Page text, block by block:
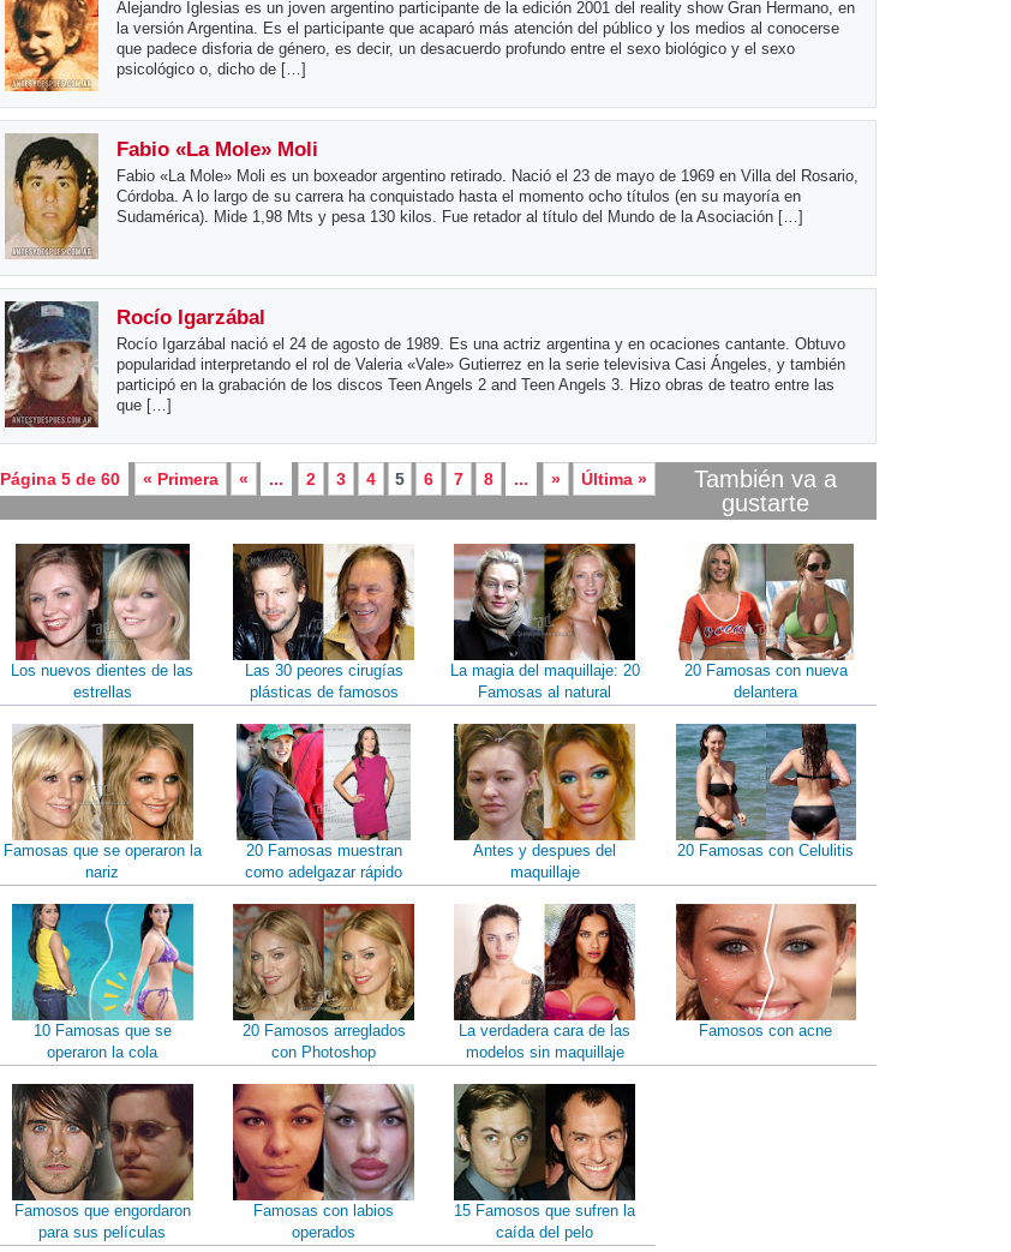
Alejandro Iglesias es un joven argentino participante de la edición 2001 del reality show Gran Hermano, en
la versión Argentina. Es el participante que acaparó más atención del público y los medios al conocerse
que padece disforia de género, es decir, un desacuerdo profundo entre el sexo biológico y el sexo
psicológico o, dicho de […]
Fabio «La Mole» Moli
Fabio «La Mole» Moli es un boxeador argentino retirado. Nació el 23 de mayo de 1969 en Villa del Rosario,
Córdoba. A lo largo de su carrera ha conquistado hasta el momento ocho títulos (en su mayoría en
Sudamérica). Mide 1,98 Mts y pesa 130 kilos. Fue retador al título del Mundo de la Asociación […]
Rocío Igarzábal
Rocío Igarzábal nació el 24 de agosto de 1989. Es una actriz argentina y en ocaciones cantante. Obtuvo
popularidad interpretando el rol de Valeria «Vale» Gutierrez en la serie televisiva Casi Ángeles, y también
participó en la grabación de los discos Teen Angels 2 and Teen Angels 3. Hizo obras de teatro entre las
que […]
Página 5 de 60 « Primera « ... 2 3 4 5 6 7 8 ... » Última »
También va a
gustarte
Los nuevos dientes de las
estrellas
Las 30 peores cirugías
plásticas de famosos
La magia del maquillaje: 20
Famosas al natural
20 Famosas con nueva
delantera
Famosas que se operaron la
nariz
20 Famosas muestran
como adelgazar rápido
Antes y despues del
maquillaje
20 Famosas con Celulitis
10 Famosas que se
operaron la cola
20 Famosos arreglados
con Photoshop
La verdadera cara de las
modelos sin maquillaje
Famosos con acne
Famosos que engordaron
para sus películas
Famosas con labios
operados
15 Famosos que sufren la
caída del pelo